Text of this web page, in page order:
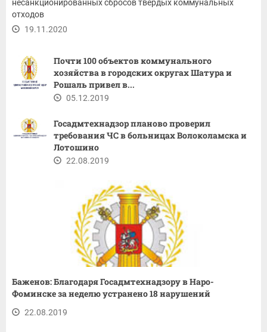
несанкционированных сбросов твердых коммунальных
отходов
19.11.2020
Почти 100 объектов коммунального
хозяйства в городских округах Шатура и
Рошаль привел в...
05.12.2019
Госадмтехнадзор планово проверил
требования ЧС в больницах Волоколамска и
Лотошино
22.08.2019
Баженов: Благодаря Госадмтехнадзору в Наро-
Фоминске за неделю устранено 18 нарушений
22.08.2019